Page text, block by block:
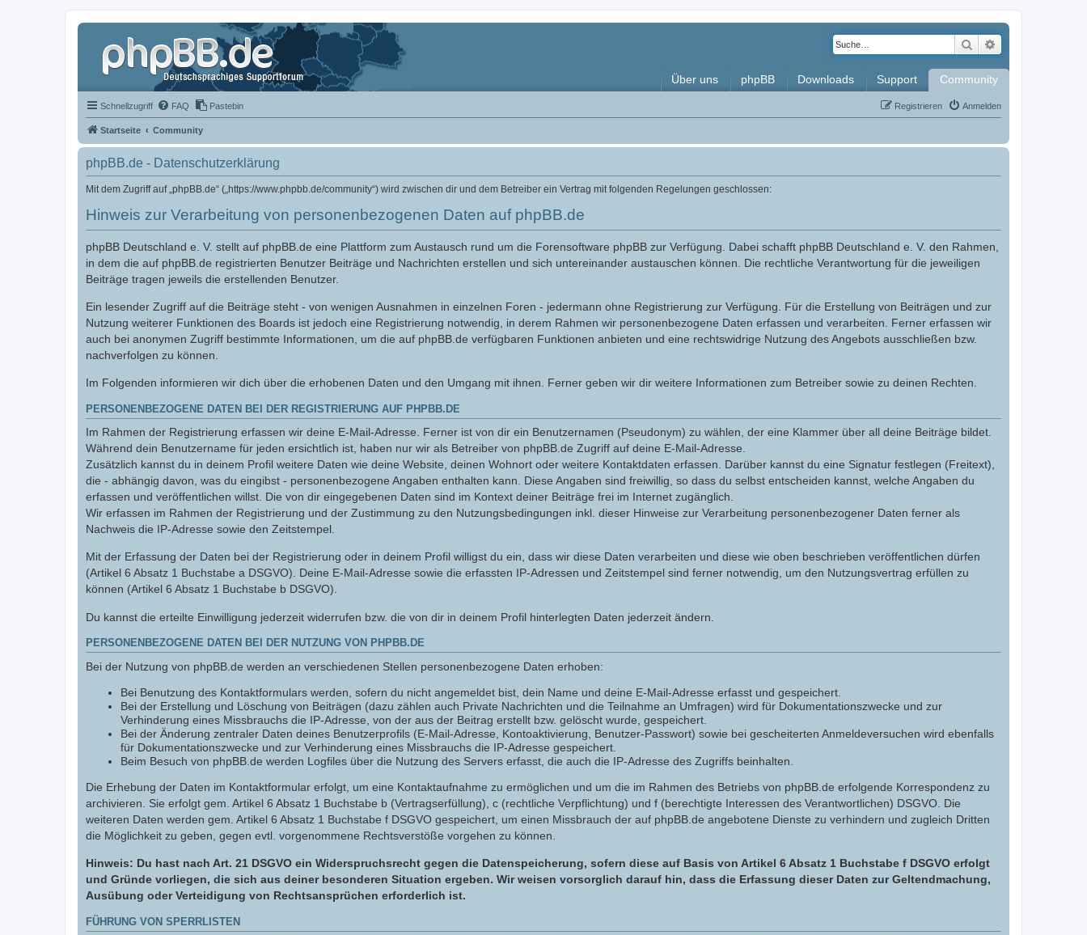
Suche
Über uns phpBB Downloads Support Community
Schnellzugriff FAQ Pastebin Anmelden
Registrieren
Startseite Community
phpBB.de - Datenschutzerklärung
Mit dem Zugriff auf „phpBB.de“ („https://www.phpbb.de/community“) wird zwischen dir und dem Betreiber ein Vertrag mit folgenden Regelungen geschlossen:
Hinweis zur Verarbeitung von personenbezogenen Daten auf phpBB.de
phpBB Deutschland e. V. stellt auf phpBB.de eine Plattform zum Austausch rund um die Forensoftware phpBB zur Verfügung. Dabei schafft phpBB Deutschland e. V. den Rahmen,
in dem die auf phpBB.de registrierten Benutzer Beiträge und Nachrichten erstellen und sich untereinander austauschen können. Die rechtliche Verantwortung für die jeweiligen
Beiträge tragen jeweils die erstellenden Benutzer.
Ein lesender Zugriff auf die Beiträge steht - von wenigen Ausnahmen in einzelnen Foren - jedermann ohne Registrierung zur Verfügung. Für die Erstellung von Beiträgen und zur
Nutzung weiterer Funktionen des Boards ist jedoch eine Registrierung notwendig, in derem Rahmen wir personenbezogene Daten erfassen und verarbeiten. Ferner erfassen wir
auch bei anonymen Zugriff bestimmte Informationen, um die auf phpBB.de verfügbaren Funktionen anbieten und eine rechtswidrige Nutzung des Angebots ausschließen bzw.
nachverfolgen zu können.
Im Folgenden informieren wir dich über die erhobenen Daten und den Umgang mit ihnen. Ferner geben wir dir weitere Informationen zum Betreiber sowie zu deinen Rechten.
PERSONENBEZOGENE DATEN BEI DER REGISTRIERUNG AUF PHPBB.DE
Im Rahmen der Registrierung erfassen wir deine E-Mail-Adresse. Ferner ist von dir ein Benutzernamen (Pseudonym) zu wählen, der eine Klammer über all deine Beiträge bildet.
Während dein Benutzername für jeden ersichtlich ist, haben nur wir als Betreiber von phpBB.de Zugriff auf deine E-Mail-Adresse.
Zusätzlich kannst du in deinem Profil weitere Daten wie deine Website, deinen Wohnort oder weitere Kontaktdaten erfassen. Darüber kannst du eine Signatur festlegen (Freitext),
die - abhängig davon, was du eingibst - personenbezogene Angaben enthalten kann. Diese Angaben sind freiwillig, so dass du selbst entscheiden kannst, welche Angaben du
erfassen und veröffentlichen willst. Die von dir eingegebenen Daten sind im Kontext deiner Beiträge frei im Internet zugänglich.
Wir erfassen im Rahmen der Registrierung und der Zustimmung zu den Nutzungsbedingungen inkl. dieser Hinweise zur Verarbeitung personenbezogener Daten ferner als
Nachweis die IP-Adresse sowie den Zeitstempel.
Mit der Erfassung der Daten bei der Registrierung oder in deinem Profil willigst du ein, dass wir diese Daten verarbeiten und diese wie oben beschrieben veröffentlichen dürfen
(Artikel 6 Absatz 1 Buchstabe a DSGVO). Deine E-Mail-Adresse sowie die erfassten IP-Adressen und Zeitstempel sind ferner notwendig, um den Nutzungsvertrag erfüllen zu
können (Artikel 6 Absatz 1 Buchstabe b DSGVO).
Du kannst die erteilte Einwilligung jederzeit widerrufen bzw. die von dir in deinem Profil hinterlegten Daten jederzeit ändern.
PERSONENBEZOGENE DATEN BEI DER NUTZUNG VON PHPBB.DE
Bei der Nutzung von phpBB.de werden an verschiedenen Stellen personenbezogene Daten erhoben:
Bei Benutzung des Kontaktformulars werden, sofern du nicht angemeldet bist, dein Name und deine E-Mail-Adresse erfasst und gespeichert.
Bei der Erstellung und Löschung von Beiträgen (dazu zählen auch Private Nachrichten und die Teilnahme an Umfragen) wird für Dokumentationszwecke und zur
Verhinderung eines Missbrauchs die IP-Adresse, von der aus der Beitrag erstellt bzw. gelöscht wurde, gespeichert.
Bei der Änderung zentraler Daten deines Benutzerprofils (E-Mail-Adresse, Kontoaktivierung, Benutzer-Passwort) sowie bei gescheiterten Anmeldeversuchen wird ebenfalls
für Dokumentationszwecke und zur Verhinderung eines Missbrauchs die IP-Adresse gespeichert.
Beim Besuch von phpBB.de werden Logfiles über die Nutzung des Servers erfasst, die auch die IP-Adresse des Zugriffs beinhalten.
Die Erhebung der Daten im Kontaktformular erfolgt, um eine Kontaktaufnahme zu ermöglichen und um die im Rahmen des Betriebs von phpBB.de erfolgende Korrespondenz zu
archivieren. Sie erfolgt gem. Artikel 6 Absatz 1 Buchstabe b (Vertragserfüllung), c (rechtliche Verpflichtung) und f (berechtigte Interessen des Verantwortlichen) DSGVO. Die
weiteren Daten werden gem. Artikel 6 Absatz 1 Buchstabe f DSGVO gespeichert, um einen Missbrauch der auf phpBB.de angebotene Dienste zu verhindern und zugleich Dritten
die Möglichkeit zu geben, gegen evtl. vorgenommene Rechtsverstöße vorgehen zu können.
Hinweis: Du hast nach Art. 21 DSGVO ein Widerspruchsrecht gegen die Datenspeicherung, sofern diese auf Basis von Artikel 6 Absatz 1 Buchstabe f DSGVO erfolgt
und Gründe vorliegen, die sich aus deiner besonderen Situation ergeben. Wir weisen vorsorglich darauf hin, dass die Erfassung dieser Daten zur Geltendmachung,
Ausübung oder Verteidigung von Rechtsansprüchen erforderlich ist.
FÜHRUNG VON SPERRLISTEN